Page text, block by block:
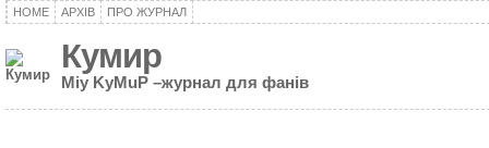
HOME АРХІВ ПРО ЖУРНАЛ
Кумир
Miy KyMuP –журнал для фанів